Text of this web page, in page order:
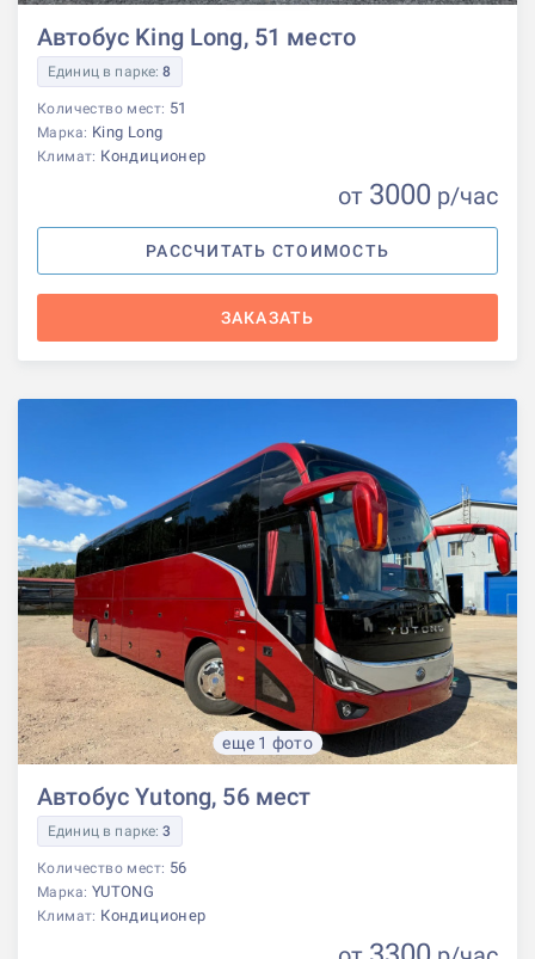
Автобус King Long, 51 место
Единиц в парке:8
Количество мест: 51
Марка: King Long
Климат: Кондиционер
от 3000 р/час
РАССЧИТАТЬ СТОИМОСТЬ
ЗАКАЗАТЬ
еще 1 фото
Автобус Yutong, 56 мест
Единиц в парке:3
Количество мест: 56
Марка: YUTONG
Климат: Кондиционер